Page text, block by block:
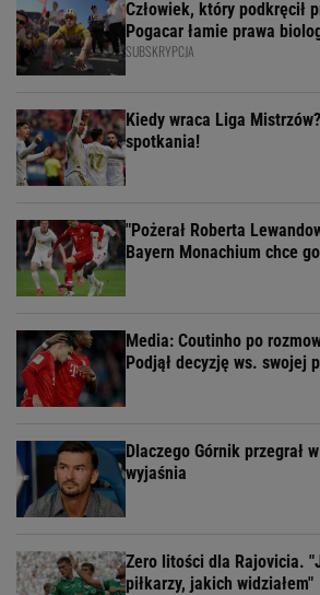
Człowiek, który podkręcił
Pogacar łamie prawa
SUBSKRYPCJA
Kiedy wraca Liga
spotkania!
"Pożerał Roberta
Bayern Monachium chce
Media: Coutinho po
Podjął decyzję ws. swojej
Dlaczego Górnik przegrał
wyjaśnia
Zero litości dla Rajovicia.
piłkarzy, jakich widziałem"